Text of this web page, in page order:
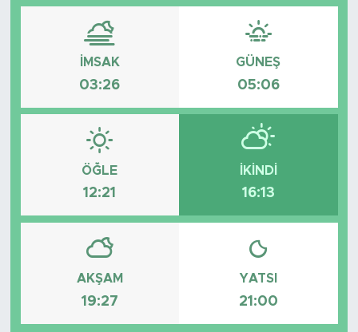
İMSAK
03:26
GÜNEŞ
05:06
ÖĞLE
12:21
İKINDI
16:13
AKŞAM
19:27
YATSI
21:00